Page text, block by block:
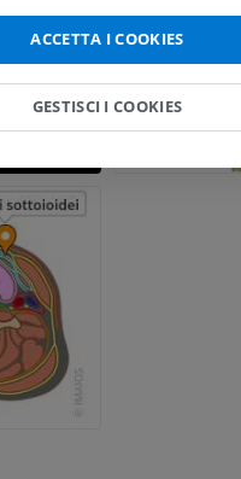
ACCETTA I COOKIES
GESTISCI I COOKIES